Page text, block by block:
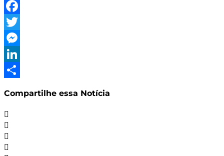
WhatsApp
Facebook
Twitter
Messenger
LinkedIn
Compartilhe essa Notícia